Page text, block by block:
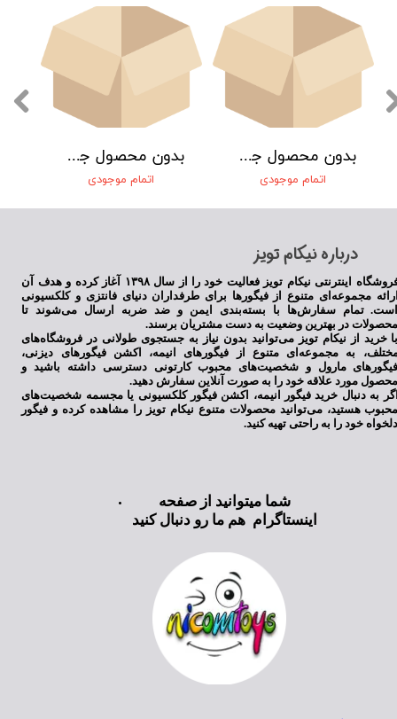
★ ★★★
★★★★★
بدون محصول جهت نمایش
اتمام موجودی
بدون محصول جهت نمایش
اتمام موجودی
​درباره نیکام تویز
فروشگاه اینترنتی نیکام تویز فعالیت خود را از سال ۱۳۹۸ آغاز کرده و هدف آن
مجموعه‌ای متنوع از فیگورها برای طرفداران دنیای فانتزی و کلکسیونی
تمام سفارش‌ها با بسته‌بندی ایمن و ضد ضربه ارسال می‌شوند تا
در بهترین وضعیت به دست مشتریان برسند.
خرید از نیکام تویز می‌توانید بدون نیاز به جستجوی طولانی در فروشگاه‌های
به مجموعه‌ای متنوع از فیگورهای انیمه، اکشن فیگورهای دیزنی،
مارول و شخصیت‌های محبوب کارتونی دسترسی داشته باشید و
مورد علاقه خود را به صورت آنلاین سفارش دهید.
به دنبال خرید فیگور انیمه، اکشن فیگور کلکسیونی یا مجسمه شخصیت‌های
هستید، می‌توانید محصولات متنوع نیکام تویز را مشاهده کرده و فیگور
خود را به راحتی تهیه کنید.
شما میتوانید از صفحه
اینستاگرام هم ما رو دنبال کنید